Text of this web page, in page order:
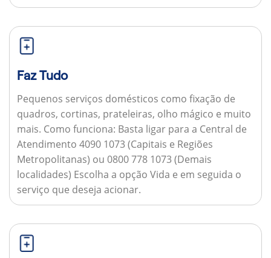
Faz Tudo
Pequenos serviços domésticos como fixação de
quadros, cortinas, prateleiras, olho mágico e muito
mais. Como funciona: Basta ligar para a Central de
Atendimento 4090 1073 (Capitais e Regiões
Metropolitanas) ou 0800 778 1073 (Demais
localidades) Escolha a opção Vida e em seguida o
serviço que deseja acionar.